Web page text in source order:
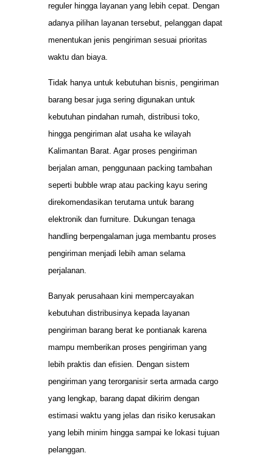
reguler hingga layanan yang lebih cepat. Dengan
adanya pilihan layanan tersebut, pelanggan dapat
menentukan jenis pengiriman sesuai prioritas
waktu dan biaya.
Tidak hanya untuk kebutuhan bisnis, pengiriman
barang besar juga sering digunakan untuk
kebutuhan pindahan rumah, distribusi toko,
hingga pengiriman alat usaha ke wilayah
Kalimantan Barat. Agar proses pengiriman
berjalan aman, penggunaan packing tambahan
seperti bubble wrap atau packing kayu sering
direkomendasikan terutama untuk barang
elektronik dan furniture. Dukungan tenaga
handling berpengalaman juga membantu proses
pengiriman menjadi lebih aman selama
perjalanan.
Banyak perusahaan kini mempercayakan
kebutuhan distribusinya kepada layanan
pengiriman barang berat ke pontianak karena
mampu memberikan proses pengiriman yang
lebih praktis dan efisien. Dengan sistem
pengiriman yang terorganisir serta armada cargo
yang lengkap, barang dapat dikirim dengan
estimasi waktu yang jelas dan risiko kerusakan
yang lebih minim hingga sampai ke lokasi tujuan
pelanggan.